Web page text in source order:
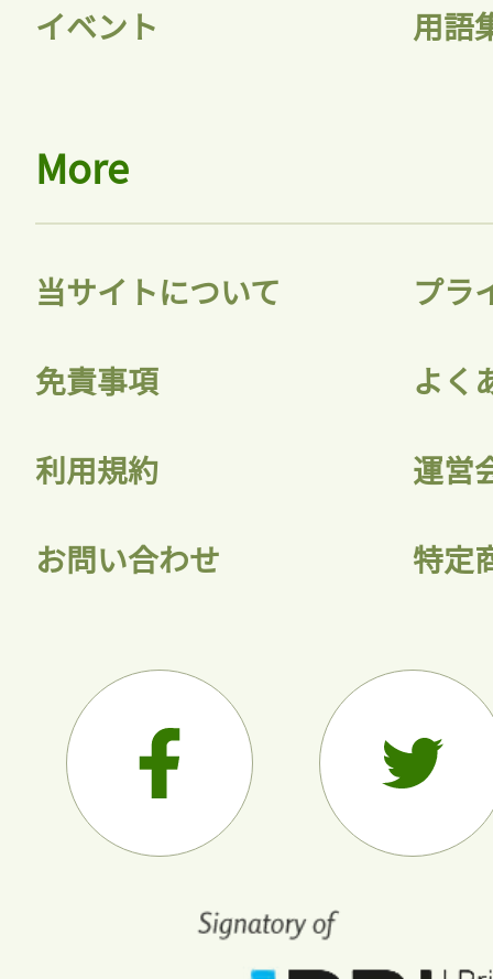
イベント 用語
More
当サイトについて プラ
免責事項 よく
利用規約 運営
お問い合わせ 特定